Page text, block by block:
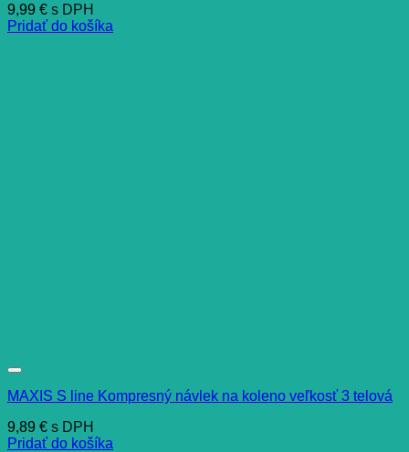
9,99 € s DPH
Pridať do košíka
MAXIS S line Kompresný návlek na koleno veľkosť 3 telová
9,89 € s DPH
Pridať do košíka